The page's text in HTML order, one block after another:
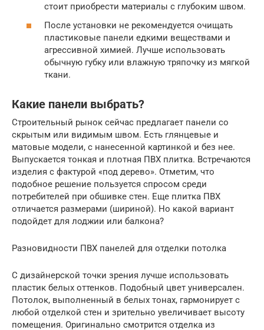
стоит приобрести материалы с глубоким швом.
После установки не рекомендуется очищать
пластиковые панели едкими веществами и
агрессивной химией. Лучше использовать
обычную губку или влажную тряпочку из мягкой
ткани.
Какие панели выбрать?
Строительный рынок сейчас предлагает панели со
скрытым или видимым швом. Есть глянцевые и
матовые модели, с нанесенной картинкой и без нее.
Выпускается тонкая и плотная ПВХ плитка. Встречаются
изделия с фактурой «под дерево». Отметим, что
подобное решение пользуется спросом среди
потребителей при обшивке стен. Еще плитка ПВХ
отличается размерами (шириной). Но какой вариант
подойдет для лоджии или балкона?
Разновидности ПВХ панелей для отделки потолка
С дизайнерской точки зрения лучше использовать
пластик белых оттенков. Подобный цвет универсален.
Потолок, выполненный в белых тонах, гармонирует с
любой отделкой стен и зрительно увеличивает высоту
помещения. Оригинально смотрится отделка из